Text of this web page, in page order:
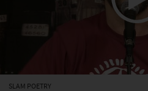
SLAM POETRY